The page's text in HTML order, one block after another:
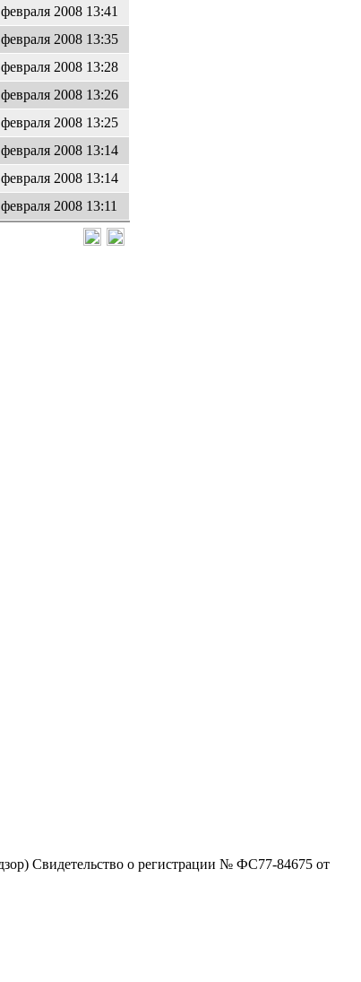
2008 13:41
2008 13:35
2008 13:28
2008 13:26
2008 13:25
2008 13:14
2008 13:14
2008 13:11
Свидетельство о регистрации № ФС77-84675 от